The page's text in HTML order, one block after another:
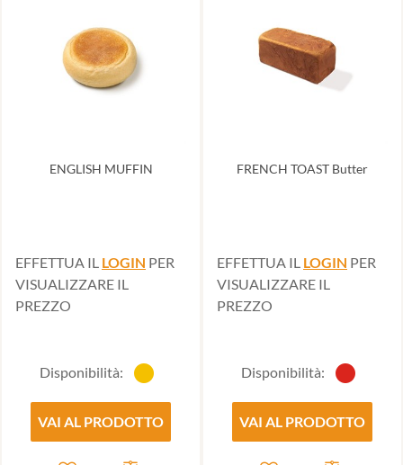
ENGLISH MUFFIN
EFFETTUA IL LOGIN PER
VISUALIZZARE IL
PREZZO
Disponibilità:
VAI AL PRODOTTO
FRENCH TOAST Butter
EFFETTUA IL LOGIN PER
VISUALIZZARE IL
PREZZO
Disponibilità:
VAI AL PRODOTTO